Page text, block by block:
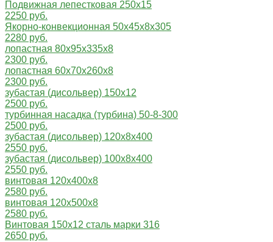
Подвижная лепестковая 250х15
2250 руб.
Якорно-конвекционная 50x45x8x305
2280 руб.
лопастная 80х95х335х8
2300 руб.
лопастная 60x70x260x8
2300 руб.
зубастая (дисольвер) 150х12
2500 руб.
турбинная насадка (турбина) 50-8-300
2500 руб.
зубастая (дисольвер) 120х8х400
2550 руб.
зубастая (дисольвер) 100х8х400
2550 руб.
винтовая 120х400х8
2580 руб.
винтовая 120х500х8
2580 руб.
Винтовая 150х12 сталь марки 316
2650 руб.